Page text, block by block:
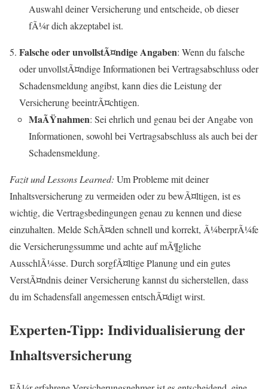
Auswahl deiner Versicherung und entscheide, ob dieser
fÃ¼r dich akzeptabel ist.
Falsche oder unvollstÃ¤ndige Angaben: Wenn du falsche
oder unvollstÃ¤ndige Informationen bei Vertragsabschluss oder
Schadensmeldung angibst, kann dies die Leistung der
Versicherung beeintrÃ¤chtigen.
MaÃŸnahmen: Sei ehrlich und genau bei der Angabe von
Informationen, sowohl bei Vertragsabschluss als auch bei der
Schadensmeldung.
Fazit und Lessons Learned: Um Probleme mit deiner
Inhaltsversicherung zu vermeiden oder zu bewÃ¤ltigen, ist es
wichtig, die Vertragsbedingungen genau zu kennen und diese
einzuhalten. Melde SchÃ¤den schnell und korrekt, Ã¼berprÃ¼fe
die Versicherungssumme und achte auf mÃ¶gliche
AusschlÃ¼sse. Durch sorgfÃ¤ltige Planung und ein gutes
VerstÃ¤ndnis deiner Versicherung kannst du sicherstellen, dass
du im Schadensfall angemessen entschÃ¤digt wirst.
Experten-Tipp: Individualisierung der
Inhaltsversicherung